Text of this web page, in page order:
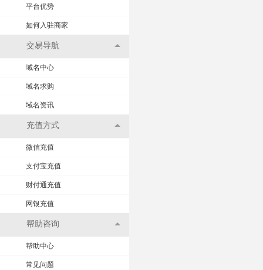
平台优势
如何入驻商家
交易导航
域名中心
域名求购
域名资讯
充值方式
微信充值
支付宝充值
财付通充值
网银充值
帮助咨询
帮助中心
常见问题